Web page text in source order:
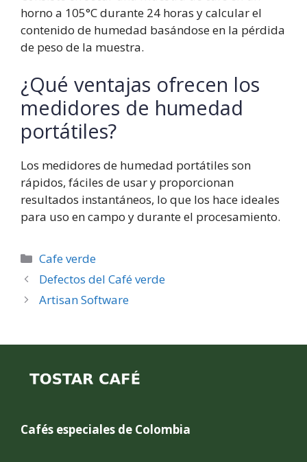
horno a 105°C durante 24 horas y calcular el
contenido de humedad basándose en la pérdida
de peso de la muestra.
¿Qué ventajas ofrecen los
medidores de humedad
portátiles?
Los medidores de humedad portátiles son
rápidos, fáciles de usar y proporcionan
resultados instantáneos, lo que los hace ideales
para uso en campo y durante el procesamiento.
Categories
Cafe verde
Defectos del Café verde
Artisan Software
Cafés especiales de Colombia